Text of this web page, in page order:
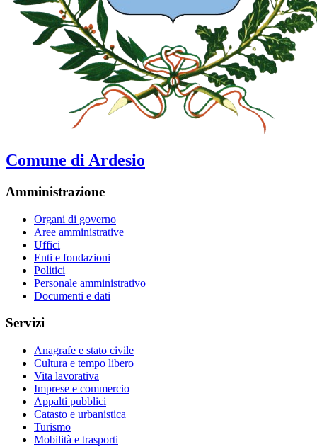
Comune di Ardesio
Amministrazione
Organi di governo
Aree amministrative
Uffici
Enti e fondazioni
Politici
Personale amministrativo
Documenti e dati
Servizi
Anagrafe e stato civile
Cultura e tempo libero
Vita lavorativa
Imprese e commercio
Appalti pubblici
Catasto e urbanistica
Turismo
Mobilità e trasporti